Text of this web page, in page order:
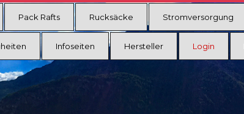
Pack Rafts Rucksäcke Stromversorgung
Infoseiten Hersteller Login